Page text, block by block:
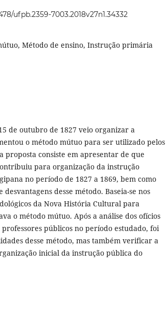
ufpb.2359-7003.2018v27n1.34332
Método de ensino, Instrução primária
de outubro de 1827 veio organizar a
o método mútuo para ser utilizado pelos
proposta consiste em apresentar de que
para organização da instrução
no período de 1827 a 1869, bem como
desse método. Baseia-se nos
da Nova História Cultural para
o método mútuo. Após a análise dos ofícios
públicos no período estudado, foi
desse método, mas também verificar a
inicial da instrução pública do